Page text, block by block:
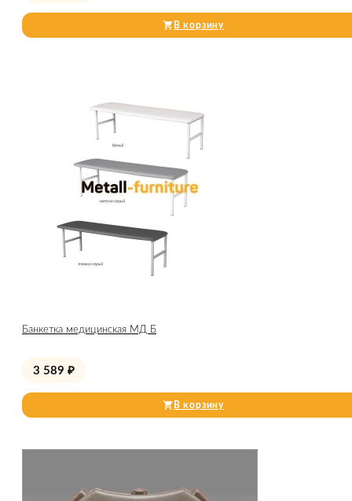
В корзину
Банкетка медицинская МД Б
3 589 ₽
В корзину